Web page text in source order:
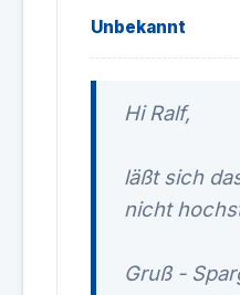
Unbekannt
Hi Ralf,
läßt sich
nicht
Gruß -